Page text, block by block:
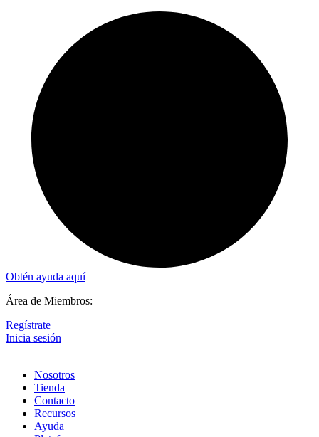
Obtén ayuda aquí
Área de Miembros:
Regístrate
Inicia sesión
Nosotros
Tienda
Contacto
Recursos
Ayuda